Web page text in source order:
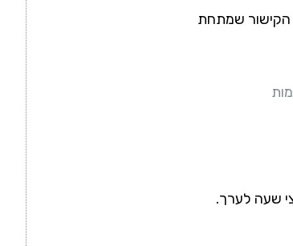
הקישור שמתחת
שעה לערך.